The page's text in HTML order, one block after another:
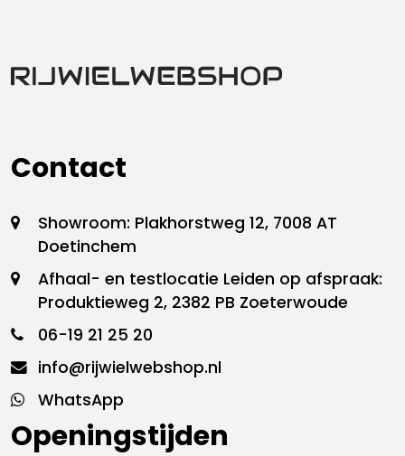
Contact
Showroom: Plakhorstweg 12, 7008 AT
Doetinchem
Afhaal- en testlocatie Leiden op afspraak:
Produktieweg 2, 2382 PB Zoeterwoude
06-19 21 25 20
info@rijwielwebshop.nl
WhatsApp
Openingstijden